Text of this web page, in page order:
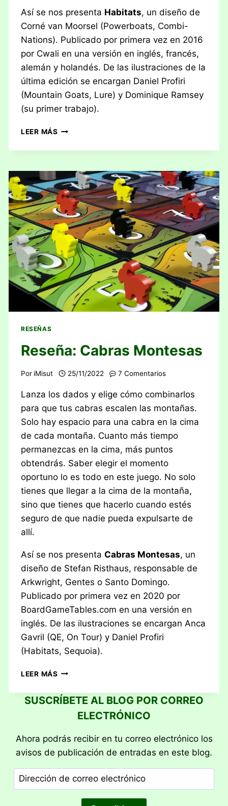
Así se nos presenta Habitats, un diseño de
Corné van Moorsel (Powerboats, Combi-
Nations). Publicado por primera vez en 2016
por Cwali en una versión en inglés, francés,
alemán y holandés. De las ilustraciones de la
última edición se encargan Daniel Profiri
(Mountain Goats, Lure) y Dominique Ramsey
(su primer trabajo).
LEER MÁS RESEÑA:
RESEÑAS
Reseña: Cabras Montesas
Por iMisut 25/11/2022 7 Comentarios
Lanza los dados y elige cómo combinarlos
para que tus cabras escalen las montañas.
Solo hay espacio para una cabra en la cima
de cada montaña. Cuanto más tiempo
permanezcas en la cima, más puntos
obtendrás. Saber elegir el momento
oportuno lo es todo en este juego. No solo
tienes que llegar a la cima de la montaña,
sino que tienes que hacerlo cuando estés
seguro de que nadie pueda expulsarte de
allí.
Así se nos presentaCabras Montesas, un
diseño de Stefan Risthaus, responsable de
Arkwright, Gentes o Santo Domingo.
Publicado por primera vez en 2020 por
BoardGameTables.com en una versión en
inglés. De las ilustraciones se encargan Anca
Gavril (QE, On Tour) y Daniel Profiri
(Habitats, Sequoia).
LEER MÁS RESEÑA:
MONTESAS
SUSCRÍBETE AL BLOG POR CORREO
ELECTRÓNICO
Ahora podrás recibir en tu correo electrónico los
avisos de publicación de entradas en este blog.
Dirección
de